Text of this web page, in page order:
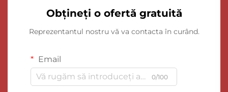
Obțineți o ofertă gratuită
Reprezentantul nostru vă va contacta în curând.
Email
0/100